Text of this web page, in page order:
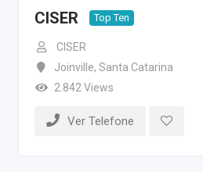
CISER Top Ten
CISER
Joinville, Santa Catarina
2.842 Views
Ver Telefone